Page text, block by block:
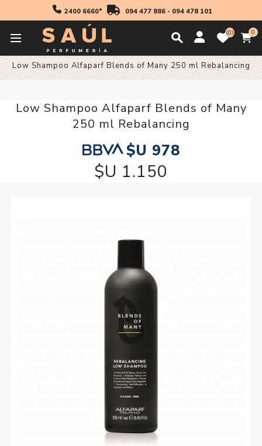
2400 6660* 094 477 886- 094 478 101
0 0
Inicio
Low Shampoo Alfaparf Blends of Many 250 ml Rebalancing
Low Shampoo Alfaparf Blends of Many
250 ml Rebalancing
$U 978
$U 1.150